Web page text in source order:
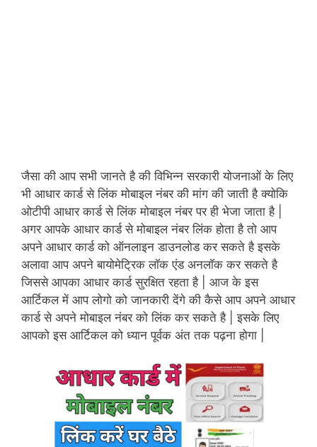
जैसा की आप सभी जानते है की विभिन्न सरकारी योजनाओं के लिए
भी आधार कार्ड से लिंक मोबाइल नंबर की मांग की जाती है क्योकि
ओटीपी आधार कार्ड से लिंक मोबाइल नंबर पर ही भेजा जाता है |
अगर आपके आधार कार्ड से मोबाइल नंबर लिंक होता है तो आप
अपने आधार कार्ड को ऑनलाइन डाउनलोड कर सकते है इसके
अलावा आप अपने बायोमेट्रिक लॉक एंड अनलॉक कर सकते है
जिससे आपका आधार कार्ड सुरक्षित रहता है | आज के इस
आर्टिकल में आप लोगो को जानकारी देंगे की कैसे आप अपने आधार
कार्ड से अपने मोबाइल नंबर को लिंक कर सकते है | इसके लिए
आपको इस आर्टिकल को ध्यान पूर्वक अंत तक पढ़ना होगा |